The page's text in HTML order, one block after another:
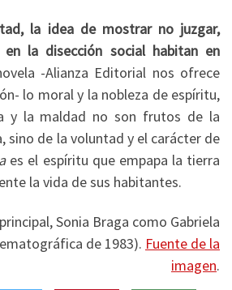
la idea de mostrar no juzgar,
la disección social habitan en
-Alianza Editorial nos ofrece
lo moral y la nobleza de espíritu,
y la maldad no son frutos de la
sino de la voluntad y el carácter de
es el espíritu que empapa la tierra
la vida de sus habitantes.
Sonia Braga como Gabriela
de 1983). Fuente de la
imagen.